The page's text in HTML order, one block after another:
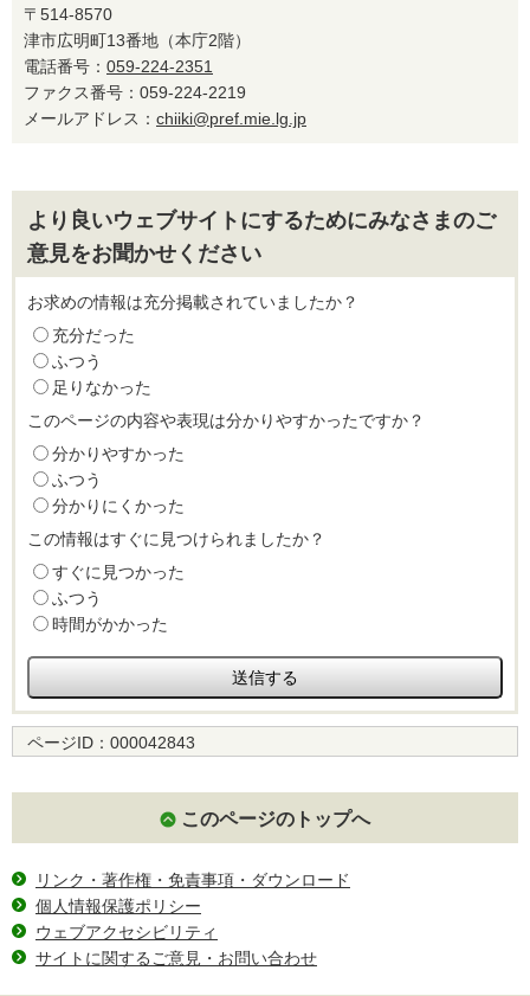
〒514-8570
津市広明町13番地（本庁2階）
電話番号： 059-224-2351
ファクス番号：059-224-2219
メールアドレス： chiiki@pref.mie.lg.jp
より良いウェブサイトにするためにみなさまのご
意見をお聞かせください
お求めの情報は充分掲載されていましたか？
充分だった
ふつう
足りなかった
このページの内容や表現は分かりやすかったですか？
分かりやすかった
ふつう
分かりにくかった
この情報はすぐに見つけられましたか？
すぐに見つかった
ふつう
時間がかかった
ページID： 000042843
このページのトップへ
リンク・著作権・免責事項・ダウンロード
個人情報保護ポリシー
ウェブアクセシビリティ
サイトに関するご意見・お問い合わせ